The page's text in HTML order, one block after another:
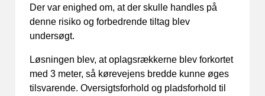
Der var enighed om, at der skulle handles på
denne risiko og forbedrende tiltag blev
undersøgt.
Løsningen blev, at oplagsrækkerne blev forkortet
med 3 meter, så kørevejens bredde kunne øges
tilsvarende. Oversigtsforhold og pladsforhold til